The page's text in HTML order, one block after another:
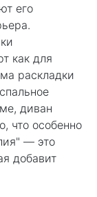
его
как для
раскладки
диван
что особенно
— это
добавит